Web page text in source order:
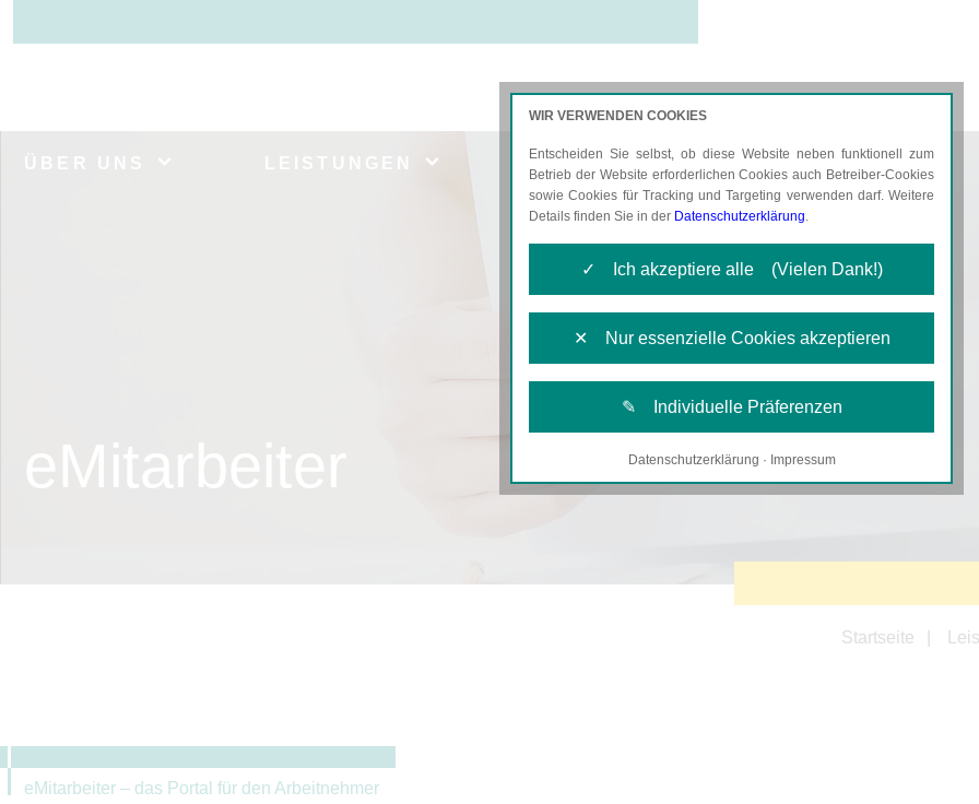
AKTUELLES KARRIERE
Startseite
eMitarbeiter – das Portal für den Arbeitnehmer
WIR VERWENDEN COOKIES
Entscheiden Sie selbst, ob diese Website neben funktionell zum
Betrieb der Website erforderlichen Cookies auch Betreiber-Cookies
sowie Cookies für Tracking und Targeting verwenden darf. Weitere
Details finden Sie in der Datenschutzerklärung.
✓ Ich akzeptiere alle (Vielen Dank!)
✕ Nur essenzielle Cookies akzeptieren
✎ Individuelle Präferenzen
Notwendige Cookies
unseres Angebotes einschließlich der Verknüpfung zu
Datenschutzerklärung · Impressum